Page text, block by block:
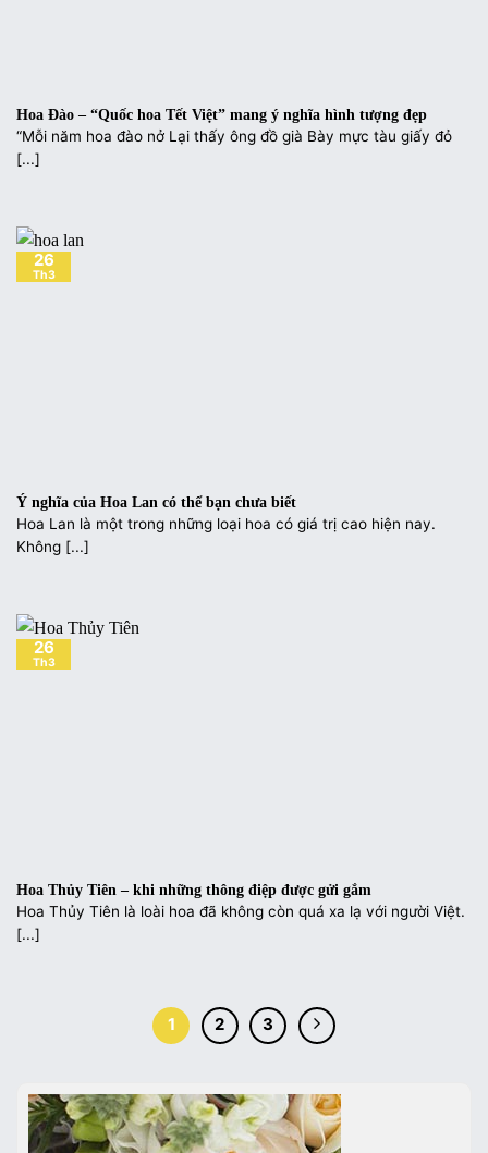
Hoa Đào – “Quốc hoa Tết Việt” mang ý nghĩa hình tượng đẹp
“Mỗi năm hoa đào nở Lại thấy ông đồ già Bày mực tàu giấy đỏ
[...]
Ý nghĩa của Hoa Lan có thể bạn chưa biết
Hoa Lan là một trong những loại hoa có giá trị cao hiện nay.
Không [...]
26
Th3
Hoa Thủy Tiên – khi những thông điệp được gửi gắm
Hoa Thủy Tiên là loài hoa đã không còn quá xa lạ với người Việt.
[...]
26
Th3
1 2 3